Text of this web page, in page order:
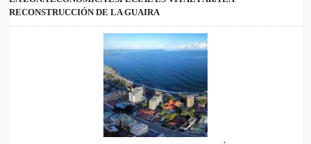
RECONSTRUCCIÓN DE LA GUAIRA